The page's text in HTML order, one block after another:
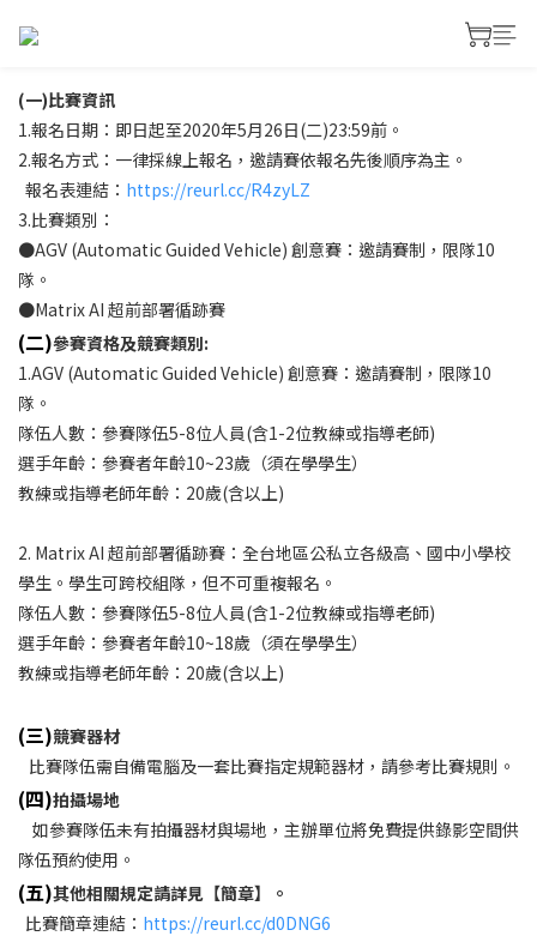
(一)比賽資訊
1.報名日期：即日起至2020年5月26日(二)23:59前。
2.報名方式：一律採線上報名，邀請賽依報名先後順序為主。
報名表連結： https://reurl.cc/R4zyLZ
3.比賽類別：
●AGV (Automatic Guided Vehicle) 創意賽：邀請賽制，限隊10
隊。
●Matrix AI 超前部署循跡賽
(二)參賽資格及競賽類別:
1.AGV (Automatic Guided Vehicle) 創意賽：邀請賽制，限隊10
隊。
隊伍人數：參賽隊伍5-8位人員(含1-2位教練或指導老師)
選手年齡：參賽者年齡10~23歲（須在學學生）
教練或指導老師年齡：20歲(含以上)
2. Matrix AI 超前部署循跡賽：全台地區公私立各級高、國中小學校
學生。學生可跨校組隊，但不可重複報名。
隊伍人數：參賽隊伍5-8位人員(含1-2位教練或指導老師)
選手年齡：參賽者年齡10~18歲（須在學學生）
教練或指導老師年齡：20歲(含以上)
(三)競賽器材
比賽隊伍需自備電腦及一套比賽指定規範器材，請參考比賽規則。
(四)拍攝場地
如參賽隊伍未有拍攝器材與場地，主辦單位將免費提供錄影空間供
隊伍預約使用。
(五)其他相關規定請詳見【簡章】。
比賽簡章連結： https://reurl.cc/d0DNG6